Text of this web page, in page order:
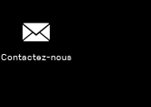
Contactez-nous